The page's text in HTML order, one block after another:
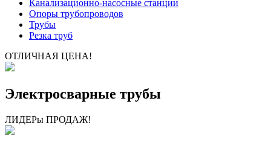
Канализационно-насосные станции
Опоры трубопроводов
Трубы
Резка труб
ОТЛИЧНАЯ ЦЕНА!
Электросварные трубы
ЛИДЕРы ПРОДАЖ!